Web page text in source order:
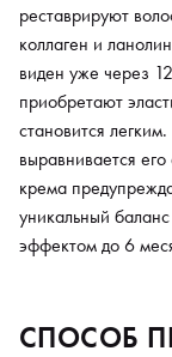
реставрируют
коллаген и
виден уже через
приобретают
становится
выравнивается
крема
уникальный
эффектом до 6
СПОСОБ